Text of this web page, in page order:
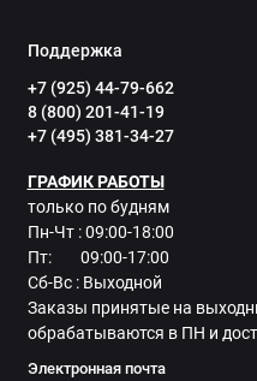
Поддержка
+7 (925) 44-79-662
8 (800) 201-41-19
+7 (495) 381-34-27
ГРАФИК РАБОТЫ
только по будням
Пн-Чт : 09:00-18:00
Пт: 09:00-17:00
Сб-Вс : Выходной
Заказы принятые на
обрабатываются в ПН и
Электронная почта